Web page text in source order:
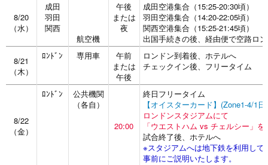
8/20
（水）
成田
羽田
関西
航空機
午後
または
夜
成田空港集合（15:25-20:30頃）
羽田空港集合（14:20-22:05頃）
関西空港集合（15:25-21:45頃）
出国手続きの後、経由便で空路ロ
8/21
（木）
ﾛﾝﾄﾞﾝ 専用車
午前
または
午後
ロンドン到着後、ホテルへ
チェックイン後、フリータイム
8/22
（金）
ﾛﾝﾄﾞﾝ
公共機関
（各自）
20:00
終日フリータイム
【オイスターカード】(Zone1-4/1
ロンドンスタジアムにて
「ウエストハム vs チェルシー」を
試合終了後、ホテルへ
※スタジアムへは地下鉄を利用し
事前にご説明いたします。